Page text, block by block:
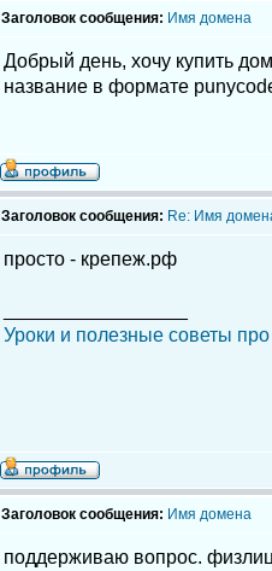
Заголовок сообщения: Имя домена
Добрый день, хочу купить
название в формате
Заголовок сообщения: Re: Имя
просто - крепеж.рф
Уроки и полезные советы
Заголовок сообщения: Имя домена
поддерживаю вопрос.